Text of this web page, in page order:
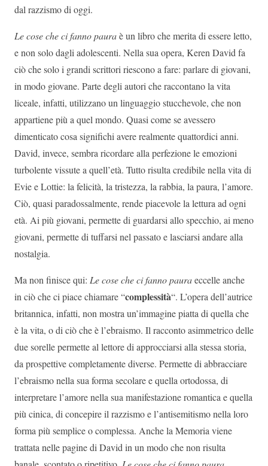
dal razzismo di oggi.
Le cose che ci fanno pauraè un libro che merita di essere letto,
e non solo dagli adolescenti. Nella sua opera, Keren David fa
ciò che solo i grandi scrittori riescono a fare: parlare di giovani,
in modo giovane. Parte degli autori che raccontano la vita
liceale, infatti, utilizzano un linguaggio stucchevole, che non
appartiene più a quel mondo. Quasi come se avessero
dimenticato cosa significhi avere realmente quattordici anni.
David, invece, sembra ricordare alla perfezione le emozioni
turbolente vissute a quell’età. Tutto risulta credibile nella vita di
Evie e Lottie: la felicità, la tristezza, la rabbia, la paura, l’amore.
Ciò, quasi paradossalmente, rende piacevole la lettura ad ogni
età. Ai più giovani, permette di guardarsi allo specchio, ai meno
giovani, permette di tuffarsi nel passato e lasciarsi andare alla
nostalgia.
Ma non finisce qui: Le cose che ci fanno pauraeccelle anche
in ciò che ci piace chiamare “complessità“. L’opera dell’autrice
britannica, infatti, non mostra un’immagine piatta di quella che
è la vita, o di ciò che è l’ebraismo. Il racconto asimmetrico delle
due sorelle permette al lettore di approcciarsi alla stessa storia,
da prospettive completamente diverse. Permette di abbracciare
l’ebraismo nella sua forma secolare e quella ortodossa, di
interpretare l’amore nella sua manifestazione romantica e quella
più cinica, di concepire il razzismo e l’antisemitismo nella loro
forma più semplice o complessa. Anche la Memoria viene
trattata nelle pagine di David in un modo che non risulta